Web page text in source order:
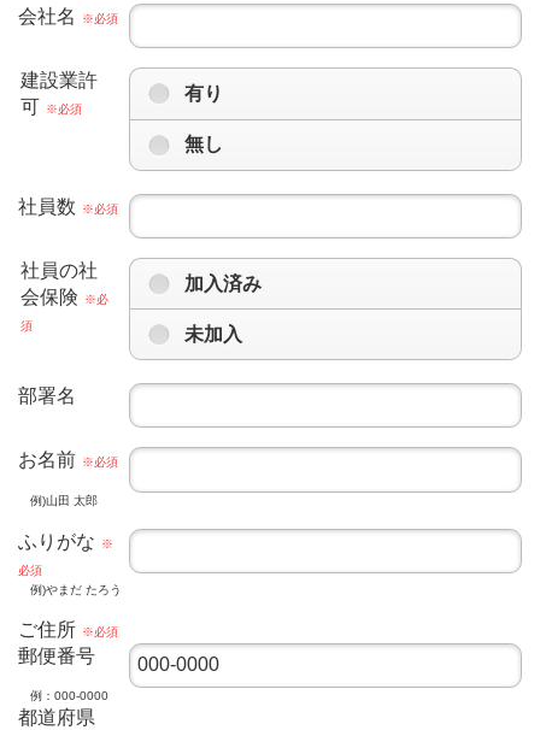
会社名 ※必須
建設業許
可 ※必須
有り
無し
社員数 ※必須
社員の社
会保険
※必
須
加入済み
未加入
部署名
お名前 ※必須
例)山田 太郎
ふりがな
※
必須
例)やまだ たろう
ご住所 ※必須
郵便番号
例：000-0000
都道府県